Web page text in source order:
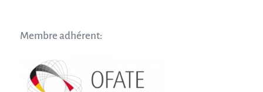
Membre adhérent: